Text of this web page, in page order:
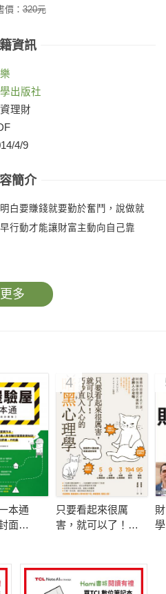
價：320元
資訊
出版社
理財
4/9
簡介
白要賺錢就要勤於奮鬥，說做就
行動才能讓財富主動向自己靠
更多
本通
面
房達人
買對房
4
只要看起來很厲
害，就可以了！巧
猾才是王道，90個
讓你穩居優勢的必